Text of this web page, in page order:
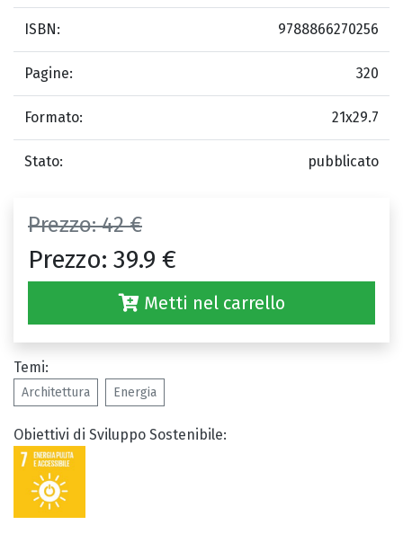
ISBN: 9788866270256
Pagine: 320
Formato: 21x29.7
Stato: pubblicato
Prezzo:42 €
Prezzo: 39.9 €
Metti nel carrello
Temi:
Architettura Energia
Obiettivi di Sviluppo Sostenibile: